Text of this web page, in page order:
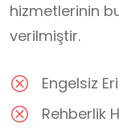
hizmetlerinin
verilmiştir.
Engelsiz
Rehberlik